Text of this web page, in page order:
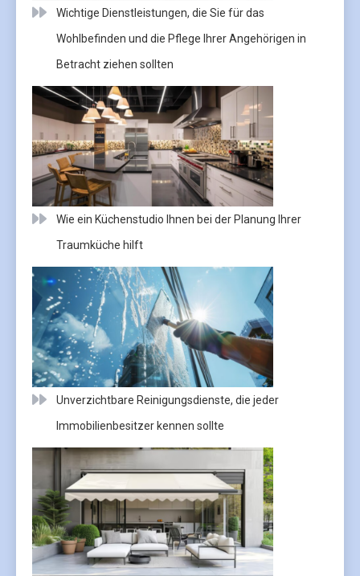
Wichtige Dienstleistungen, die Sie für das
Wohlbefinden und die Pflege Ihrer Angehörigen in
Betracht ziehen sollten
Wie ein Küchenstudio Ihnen bei der Planung Ihrer
Traumküche hilft
Unverzichtbare Reinigungsdienste, die jeder
Immobilienbesitzer kennen sollte